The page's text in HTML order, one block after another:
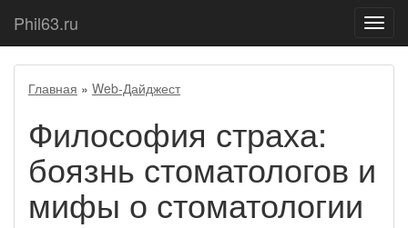
меню
Phil63.ru
Главная » Web-Дайджест
Философия страха:
боязнь стоматологов и
мифы о стоматологии